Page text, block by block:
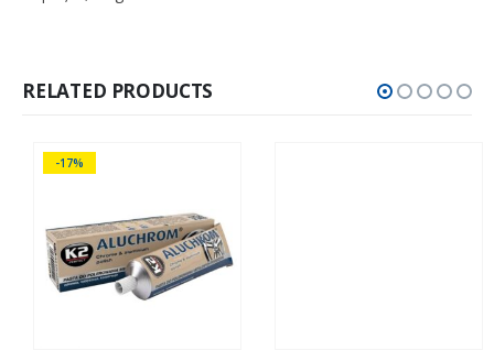
RELATED PRODUCTS
-17%